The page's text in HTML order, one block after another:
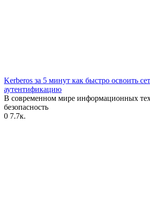
Kerberos за 5 минут как быстро освоить
аутентификацию
В современном мире информационных
безопасность
0 7.7к.